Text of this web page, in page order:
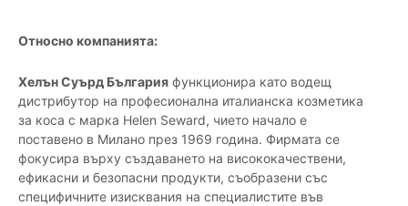
Относно компанията:
Хелън Суърд България функционира като водещ
дистрибутор на професионална италианска козметика
за коса с марка Helen Seward, чието начало е
поставено в Милано през 1969 година. Фирмата се
фокусира върху създаването на висококачествени,
ефикасни и безопасни продукти, съобразени със
специфичните изисквания на специалистите във